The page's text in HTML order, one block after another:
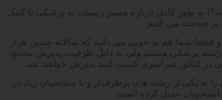
به طور کامل درباره مسیر رسیدن به پزشکی با کمک
بر صحبت می کنیم
شما هم به خوبی می دانید که سالانه چندین هزار
پزشکی هستند ولی به دلیل ظرفیت پذیرش محدود
در کنکور سراسری کسب کنند پذیرش خواهند شد.
به یکی از رشته های پرطرفدار و با متقاضیان زیاد در
تبدیل کرده است.